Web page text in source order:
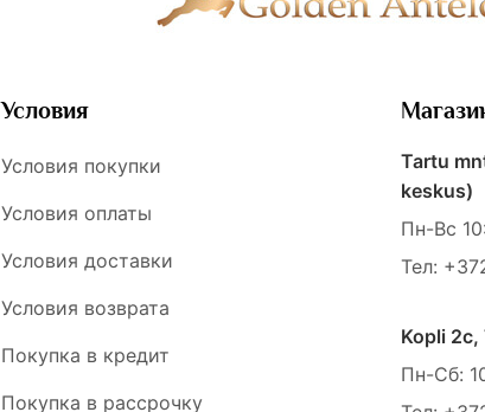
Условия
Условия покупки
Условия оплаты
Условия доставки
Условия возврата
Покупка в кредит
Покупка в рассрочку
Tartu
keskus)
Пн-Вс
Тел:
Kopli
Пн-Сб: